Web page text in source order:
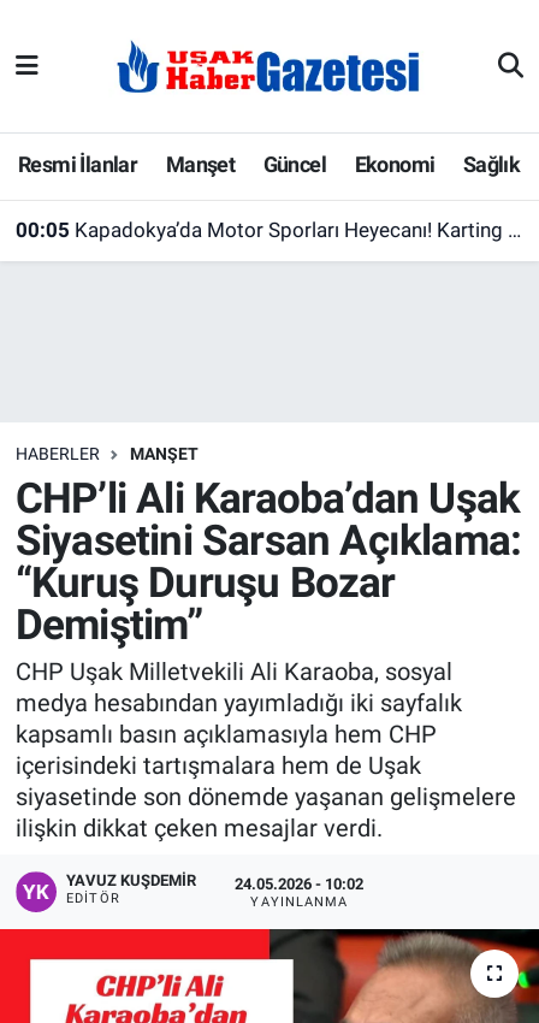
Resmi İlanlar Manşet Güncel Ekonomi Sağlık
00:05 Kapadokya’da Motor Sporları Heyecanı! Karting Şampiyonasında Bugün Final Günü
HABERLER MANŞET
CHP’li Ali Karaoba’dan Uşak
Siyasetini Sarsan Açıklama:
“Kuruş Duruşu Bozar
Demiştim”
CHP Uşak Milletvekili Ali Karaoba, sosyal
medya hesabından yayımladığı iki sayfalık
kapsamlı basın açıklamasıyla hem CHP
içerisindeki tartışmalara hem de Uşak
siyasetinde son dönemde yaşanan gelişmelere
ilişkin dikkat çeken mesajlar verdi.
YAVUZ KUŞDEMIR
EDITÖR
24.05.2026 - 10:02
YAYINLANMA
E-Gazete
Ekonomi
Köşe Yazarları
Kültür Sanat
Manşet
Resmi İlanlar
Sağlık
Son Dakika
Spor
Uşak Haberleri
Uşak Hava Durumu
Uşak Trafik Yoğunluk Haritası